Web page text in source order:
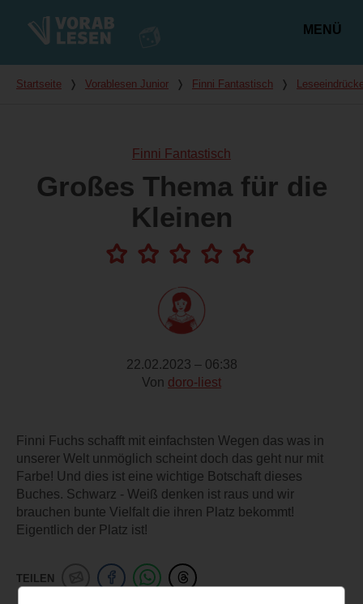
MENÜ
Du bist hier
Startseite ❭ Vorablesen Junior ❭ Finni Fantastisch ❭
Finni Fantastisch
Großes Thema für die
Kleinen
22.02.2023 – 06:38
Von doro-liest
Finni Fuchs schafft mit einfachsten Wegen das was in
unserer Welt unmöglich scheint doch das geht nur mit
Farbe! Und dies ist eine wichtige Botschaft dieses
Buches. Schwarz - Weiß denken ist raus und wir
brauchen bunte Vielfalt die ihren Platz bekommt!
Eigentlich der Platz ist!
TEILEN